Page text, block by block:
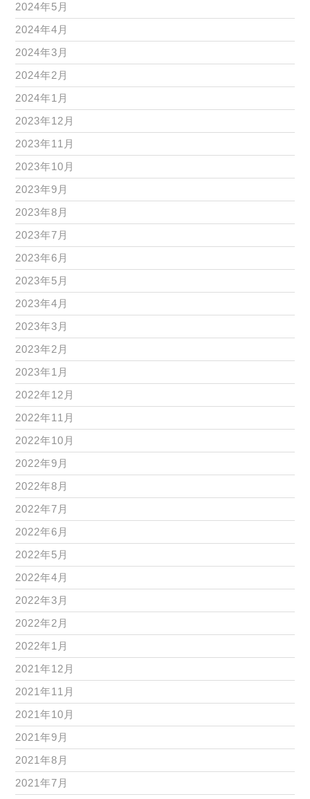
2024年5月
2024年4月
2024年3月
2024年2月
2024年1月
2023年12月
2023年11月
2023年10月
2023年9月
2023年8月
2023年7月
2023年6月
2023年5月
2023年4月
2023年3月
2023年2月
2023年1月
2022年12月
2022年11月
2022年10月
2022年9月
2022年8月
2022年7月
2022年6月
2022年5月
2022年4月
2022年3月
2022年2月
2022年1月
2021年12月
2021年11月
2021年10月
2021年9月
2021年8月
2021年7月